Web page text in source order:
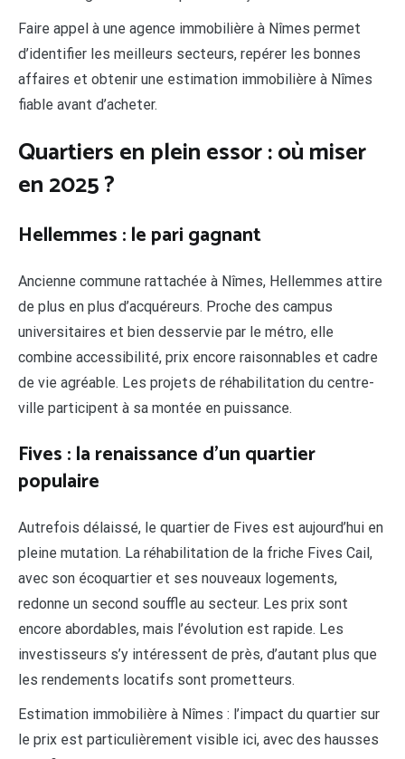
Faire appel à une agence immobilière à Nîmes permet
d’identifier les meilleurs secteurs, repérer les bonnes
affaires et obtenir une estimation immobilière à Nîmes
fiable avant d’acheter.
Quartiers en plein essor : où miser
en 2025 ?
Hellemmes : le pari gagnant
Ancienne commune rattachée à Nîmes, Hellemmes attire
de plus en plus d’acquéreurs. Proche des campus
universitaires et bien desservie par le métro, elle
combine accessibilité, prix encore raisonnables et cadre
de vie agréable. Les projets de réhabilitation du centre-
ville participent à sa montée en puissance.
Fives : la renaissance d’un quartier
populaire
Autrefois délaissé, le quartier de Fives est aujourd’hui en
pleine mutation. La réhabilitation de la friche Fives Cail,
avec son écoquartier et ses nouveaux logements,
redonne un second souffle au secteur. Les prix sont
encore abordables, mais l’évolution est rapide. Les
investisseurs s’y intéressent de près, d’autant plus que
les rendements locatifs sont prometteurs.
Estimation immobilière à Nîmes : l’impact du quartier sur
le prix est particulièrement visible ici, avec des hausses